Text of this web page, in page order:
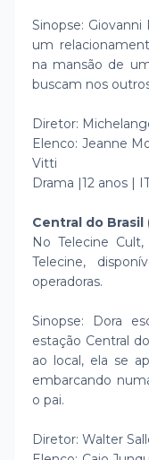
Sinopse:
um
na mansão de
buscam nos
Diretor:
Elenco: Jeanne
Vitti
Drama |12 anos |
Central do Brasil
No Telecine
Telecine,
operadoras.
Sinopse: Dora
estação Central
ao local, ela se
embarcando
o pai.
Diretor: Walter